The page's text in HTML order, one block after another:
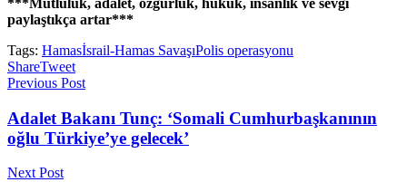
paylaştıkça artar***
Tags: Hamasİsrail-Hamas SavaşıPolis operasyonu
ShareTweet
Previous Post
Adalet Bakanı Tunç: ‘Somali Cumhurbaşkanının
oğlu Türkiye’ye gelecek’
Next Post